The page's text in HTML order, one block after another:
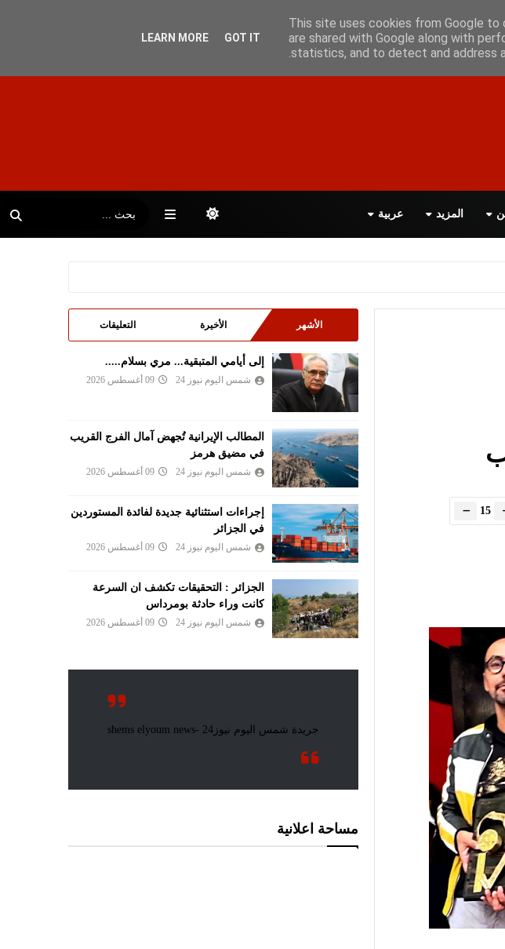
المزيد عربية
15
الأشهر الأخيرة التعليقات
إلى أيامي المتبقية... مري بسلام.....
شمس اليوم نيوز 24 09 أغسطس 2026
المطالب الإيرانية تُجهض آمال الفرج القريب
في مضيق هرمز
شمس اليوم نيوز 24 09 أغسطس 2026
إجراءات استثنائية جديدة لفائدة المستوردين
في الجزائر
شمس اليوم نيوز 24 09 أغسطس 2026
الجزائر : التحقيقات تكشف ان السرعة
كانت وراء حادثة بومرداس
شمس اليوم نيوز 24 09 أغسطس 2026
مساحة اعلانية
This site uses cookies from Google to
are shared with Google along with
statistics, and to detect and address
LEARN MORE GOT IT